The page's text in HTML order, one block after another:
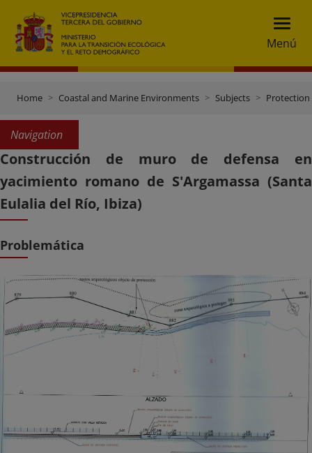
Menú
Home Coastal and Marine Environments Subjects
Navigation
Construcción de muro de defensa en
yacimiento romano de S'Argamassa (Santa
Eulalia del Río, Ibiza)
Problemática